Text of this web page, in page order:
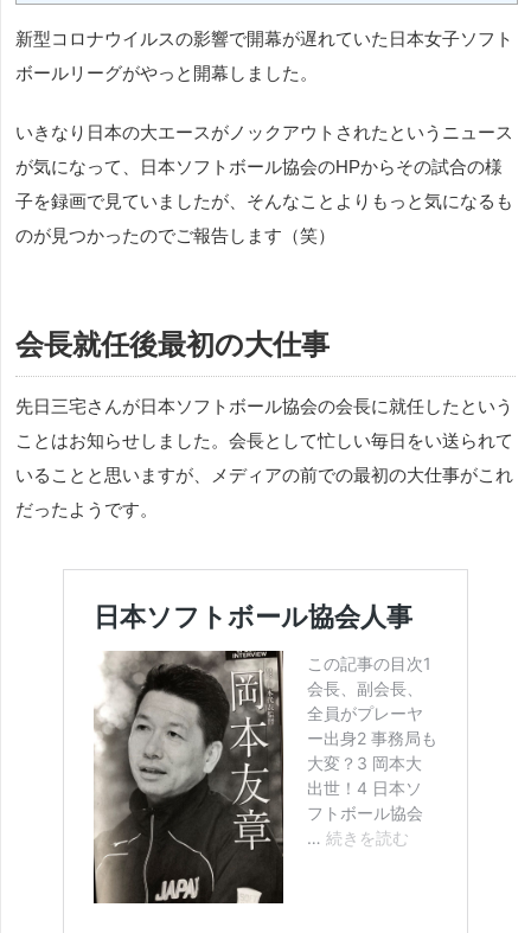
新型コロナウイルスの影響で開幕が遅れていた日本女子ソフト
ボールリーグがやっと開幕しました。
いきなり日本の大エースがノックアウトされたというニュース
が気になって、日本ソフトボール協会のHPからその試合の様
子を録画で見ていましたが、そんなことよりもっと気になるも
のが見つかったのでご報告します（笑）
会長就任後最初の大仕事
先日三宅さんが日本ソフトボール協会の会長に就任したという
ことはお知らせしました。会長として忙しい毎日をい送られて
いることと思いますが、メディアの前での最初の大仕事がこれ
だったようです。